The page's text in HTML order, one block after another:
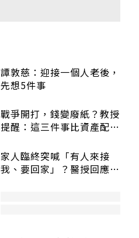
譚敦慈：迎接一個人老後，
先想5件事
戰爭開打，錢變廢紙？教授
提醒：這三件事比資產配置
家人臨終突喊「有人來接
我、要回家」？醫授回應方